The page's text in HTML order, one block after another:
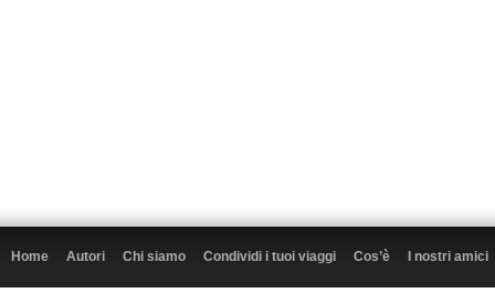
Home Autori Chi siamo Condividi i tuoi viaggi Cos’è I nostri amici